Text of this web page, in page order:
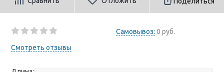
Самовывоз: 0 руб.
Смотреть отзывы